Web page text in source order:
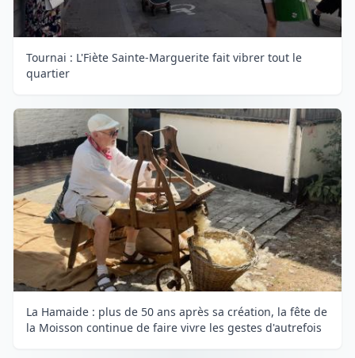
Tournai : L'Fiète Sainte-Marguerite fait vibrer tout le
quartier
La Hamaide : plus de 50 ans après sa création, la fête de
la Moisson continue de faire vivre les gestes d'autrefois